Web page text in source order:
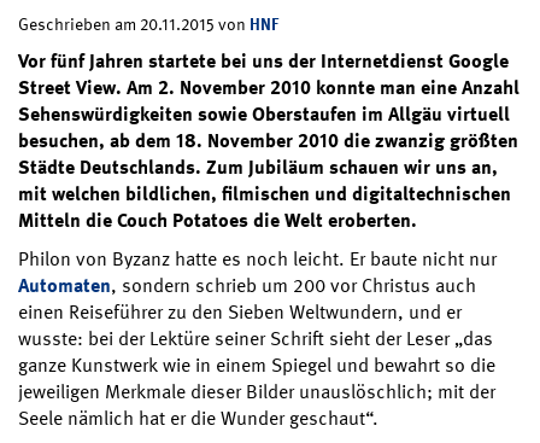
Geschrieben am 20.11.2015 von HNF
Vor fünf Jahren startete bei uns der Internetdienst Google
Street View. Am 2. November 2010 konnte man eine Anzahl
Sehenswürdigkeiten sowie Oberstaufen im Allgäu virtuell
besuchen, ab dem 18. November 2010 die zwanzig größten
Städte Deutschlands. Zum Jubiläum schauen wir uns an,
mit welchen bildlichen, filmischen und digitaltechnischen
Mitteln die Couch Potatoes die Welt eroberten.
Philon von Byzanz hatte es noch leicht. Er baute nicht nur
Automaten, sondern schrieb um 200 vor Christus auch
einen Reiseführer zu den Sieben Weltwundern, und er
wusste: bei der Lektüre seiner Schrift sieht der Leser „das
ganze Kunstwerk wie in einem Spiegel und bewahrt so die
jeweiligen Merkmale dieser Bilder unauslöschlich; mit der
Seele nämlich hat er die Wunder geschaut“.